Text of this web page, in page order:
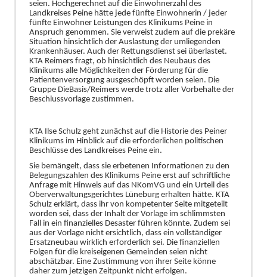
seien. Hochgerechnet auf die Einwohnerzahl des
Landkreises Peine hätte jede fünfte Einwohnerin / jeder
fünfte Einwohner Leistungen des Klinikums Peine in
Anspruch genommen. Sie verweist zudem auf die prekäre
Situation hinsichtlich der Auslastung der umliegenden
Krankenhäuser. Auch der Rettungsdienst sei überlastet.
KTA Reimers fragt, ob hinsichtlich des Neubaus des
Klinikums alle Möglichkeiten der Förderung für die
Patientenversorgung ausgeschöpft worden seien. Die
Gruppe DieBasis/Reimers werde trotz aller Vorbehalte der
Beschlussvorlage zustimmen.
KTA Ilse Schulz geht zunächst auf die Historie des Peiner
Klinikums im Hinblick auf die erforderlichen politischen
Beschlüsse des Landkreises Peine ein.
Sie bemängelt, dass sie erbetenen Informationen zu den
Belegungszahlen des Klinikums Peine erst auf schriftliche
Anfrage mit Hinweis auf das NKomVG und ein Urteil des
Oberverwaltungsgerichtes Lüneburg erhalten hätte. KTA
Schulz erklärt, dass ihr von kompetenter Seite mitgeteilt
worden sei, dass der Inhalt der Vorlage im schlimmsten
Fall in ein finanzielles Desaster führen könnte. Zudem sei
aus der Vorlage nicht ersichtlich, dass ein vollständiger
Ersatzneubau wirklich erforderlich sei. Die finanziellen
Folgen für die kreiseigenen Gemeinden seien nicht
abschätzbar. Eine Zustimmung von ihrer Seite könne
daher zum jetzigen Zeitpunkt nicht erfolgen.